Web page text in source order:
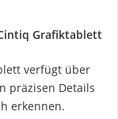
Grafiktablett
verfügt über
präzisen Details
erkennen.